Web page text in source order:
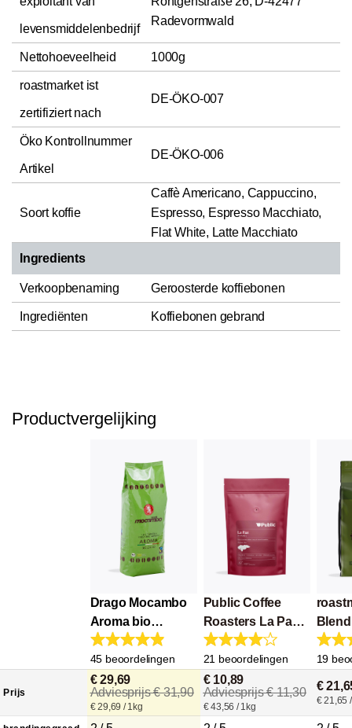
levensmiddelenbedrijf
Radevormwald
Nettohoeveelheid 1000g
roastmarket ist
zertifiziert nach
DE-ÖKO-007
Öko Kontrollnummer
Artikel
DE-ÖKO-006
Soort koffie
Caffè Americano, Cappuccino,
Espresso, Espresso Macchiato,
Flat White, Latte Macchiato
Ingredients
Verkoopbenaming Geroosterde koffiebonen
Ingrediënten Koffiebonen gebrand
Productvergelijking
Prijs
Drago Mocambo
Aroma bio
Fairtrade 1kg
45 beoordelingen
€ 29,69
Adviesprijs € 31,90
€ 29,69 / 1kg
Public Coffee
Roasters La Paz
Organic
21 beoordelingen
€ 10,89
Adviesprijs € 11,30
€ 43,56 / 1kg
Blend
19
€
€ 21,65